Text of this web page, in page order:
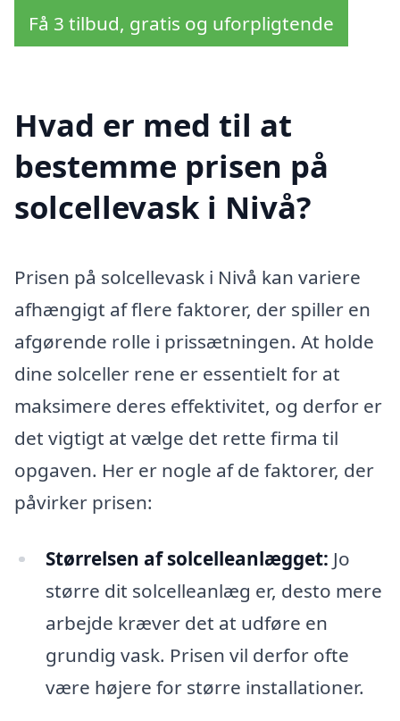
Få 3 tilbud, gratis og uforpligtende
Hvad er med til at
bestemme prisen på
solcellevask i Nivå?
Prisen på solcellevask i Nivå kan variere
afhængigt af flere faktorer, der spiller en
afgørende rolle i prissætningen. At holde
dine solceller rene er essentielt for at
maksimere deres effektivitet, og derfor er
det vigtigt at vælge det rette firma til
opgaven. Her er nogle af de faktorer, der
påvirker prisen:
Størrelsen af solcelleanlægget: Jo
større dit solcelleanlæg er, desto mere
arbejde kræver det at udføre en
grundig vask. Prisen vil derfor ofte
være højere for større installationer.